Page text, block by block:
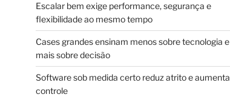
Escalar bem exige performance, segurança e
flexibilidade ao mesmo tempo
Cases grandes ensinam menos sobre tecnologia e
mais sobre decisão
Software sob medida certo reduz atrito e aumenta
controle